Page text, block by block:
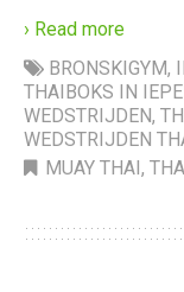
› Read more
BRONSKIGYM,
THAIBOKS IN
WEDSTRIJDEN,
WEDSTRIJDEN
MUAY THAI,